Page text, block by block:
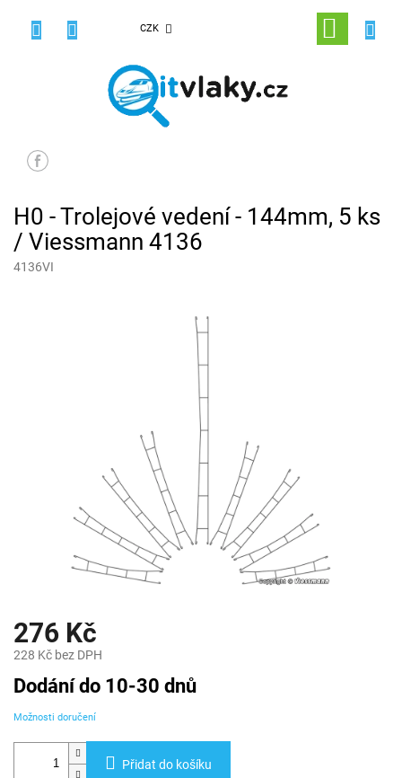
CZK
NÁKUPNÍ
KOŠÍK
H0 - Trolejové vedení - 144mm, 5 ks
/ Viessmann 4136
4136VI
276 Kč
228 Kč bez DPH
Měrná
cena:
Dodání do 10-30 dnů
Možnosti doručení
Přidat do košíku